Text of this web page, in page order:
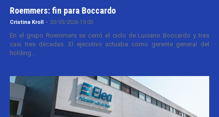
Roemmers: fin para Boccardo
Cristina Kroll - 20/05/2026 13:00
En el grupo Roemmers se cerró el ciclo de Luciano Boccardo y tras
casi tres décadas. El ejecutivo actuaba como gerente general del
holding...